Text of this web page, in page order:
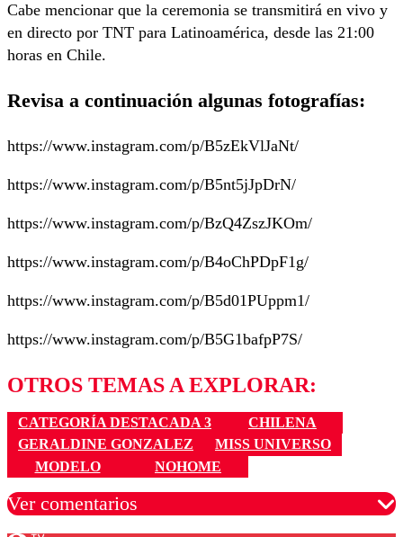
Cabe mencionar que la ceremonia se transmitirá en vivo y
en directo por TNT para Latinoamérica, desde las 21:00
horas en Chile.
Revisa a continuación algunas fotografías:
https://www.instagram.com/p/B5zEkVlJaNt/
https://www.instagram.com/p/B5nt5jJpDrN/
https://www.instagram.com/p/BzQ4ZszJKOm/
https://www.instagram.com/p/B4oChPDpF1g/
https://www.instagram.com/p/B5d01PUppm1/
https://www.instagram.com/p/B5G1bafpP7S/
OTROS TEMAS A EXPLORAR:
CATEGORÍA DESTACADA 3
CHILENA
GERALDINE GONZALEZ
MISS UNIVERSO
MODELO
NOHOME
Ver comentarios